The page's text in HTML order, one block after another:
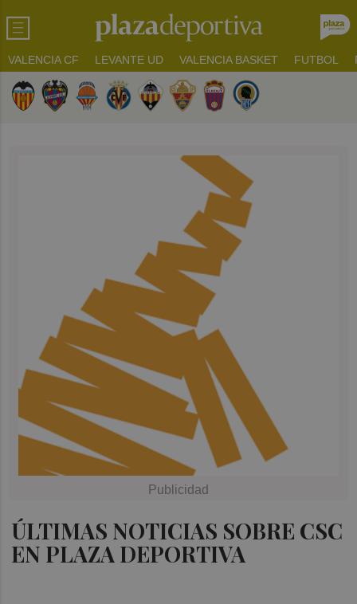
VALENCIA CF LEVANTE UD VALENCIA BASKET FUTBOL
ÚLTIMAS NOTICIAS SOBRE CSC
EN PLAZA DEPORTIVA